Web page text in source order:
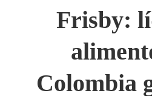
Frisby:
Colombia